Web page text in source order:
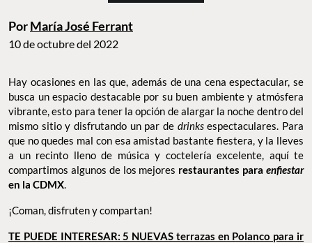
PorMaría José Ferrant
10 de octubre del 2022
Hay ocasiones en las que, además de una cena espectacular, se
busca un espacio destacable por su buen ambiente y atmósfera
vibrante, esto para tener la opción de alargar la noche dentro del
mismo sitio y disfrutando un par de drinksespectaculares. Para
que no quedes mal con esa amistad bastante fiestera, y la lleves
a un recinto lleno de música y coctelería excelente, aquí te
compartimos algunos de los mejores restaurantes paraenfiestar
en la CDMX.
¡Coman, disfruten y compartan!
TE PUEDE INTERESAR: 5 NUEVAS terrazas en Polanco para ir